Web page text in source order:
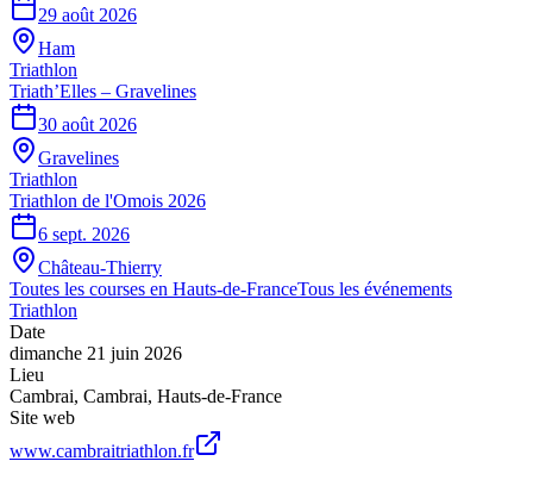
29 août 2026
Ham
Triathlon
Triath’Elles – Gravelines
30 août 2026
Gravelines
Triathlon
Triathlon de l'Omois 2026
6 sept. 2026
Château-Thierry
Toutes les courses en Hauts-de-FranceTous les événements
Triathlon
Date
dimanche 21 juin 2026
Lieu
Cambrai, Cambrai, Hauts-de-France
Site web
www.cambraitriathlon.fr